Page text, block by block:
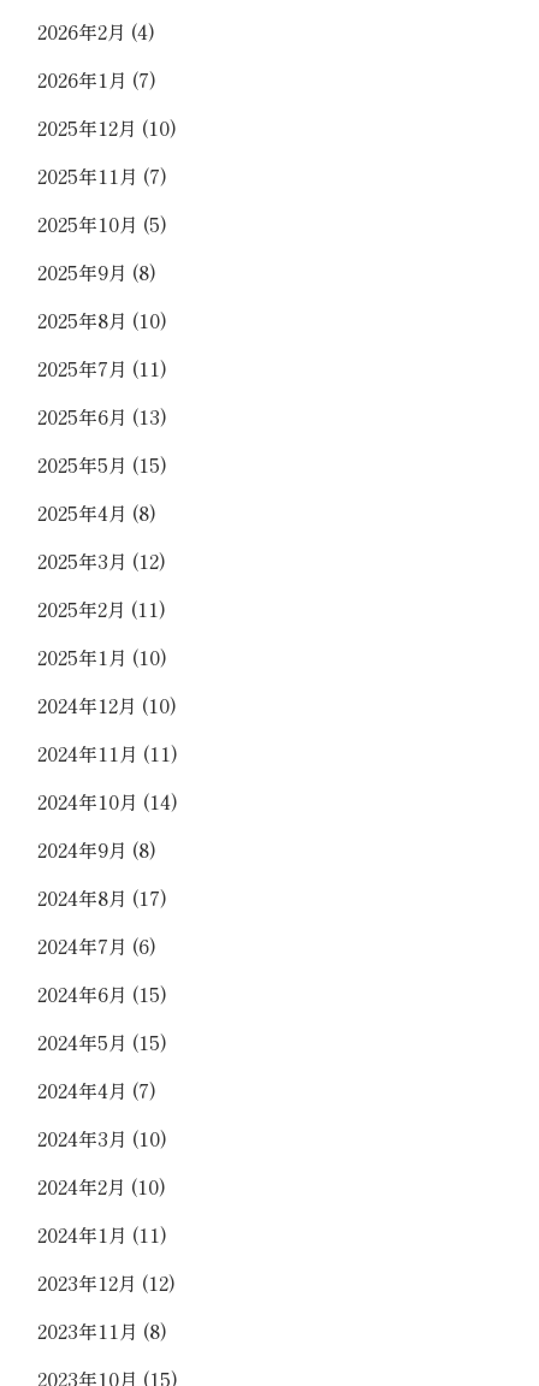
2026年2月 (4)
2026年1月 (7)
2025年12月 (10)
2025年11月 (7)
2025年10月 (5)
2025年9月 (8)
2025年8月 (10)
2025年7月 (11)
2025年6月 (13)
2025年5月 (15)
2025年4月 (8)
2025年3月 (12)
2025年2月 (11)
2025年1月 (10)
2024年12月 (10)
2024年11月 (11)
2024年10月 (14)
2024年9月 (8)
2024年8月 (17)
2024年7月 (6)
2024年6月 (15)
2024年5月 (15)
2024年4月 (7)
2024年3月 (10)
2024年2月 (10)
2024年1月 (11)
2023年12月 (12)
2023年11月 (8)
2023年10月 (15)